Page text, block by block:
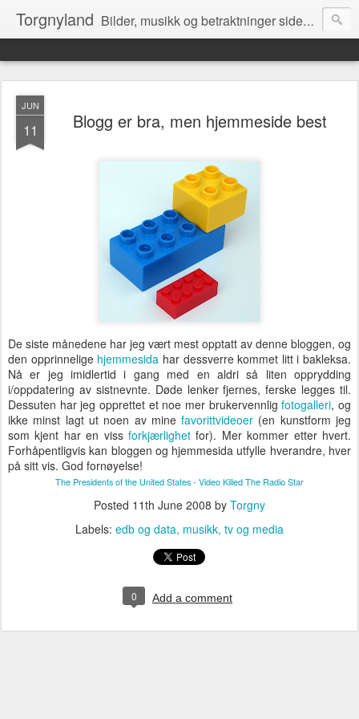
Torgnyland Bilder, musikk og betraktninger siden 2008
JUN
11 Blogg er bra, men hjemmeside best
De siste månedene har jeg vært mest opptatt av denne bloggen, og
den opprinnelige hjemmesida har dessverre kommet litt i bakleksa.
Nå er jeg imidlertid i gang med en aldri så liten opprydding
i/oppdatering av sistnevnte. Døde lenker fjernes, ferske legges til.
Dessuten har jeg opprettet et noe mer brukervennligfotogalleri, og
ikke minst lagt ut noen av minefavorittvideoer (en kunstform jeg
som kjent har en viss forkjærlighet for). Mer kommer etter hvert.
Forhåpentligvis kan bloggen og hjemmesida utfylle hverandre, hver
på sitt vis. God fornøyelse!
The Presidents of the United States - Video Killed The Radio Star
Posted 11th June 2008 by Torgny
Labels: edb og data musikk tv og media
0 Add a comment